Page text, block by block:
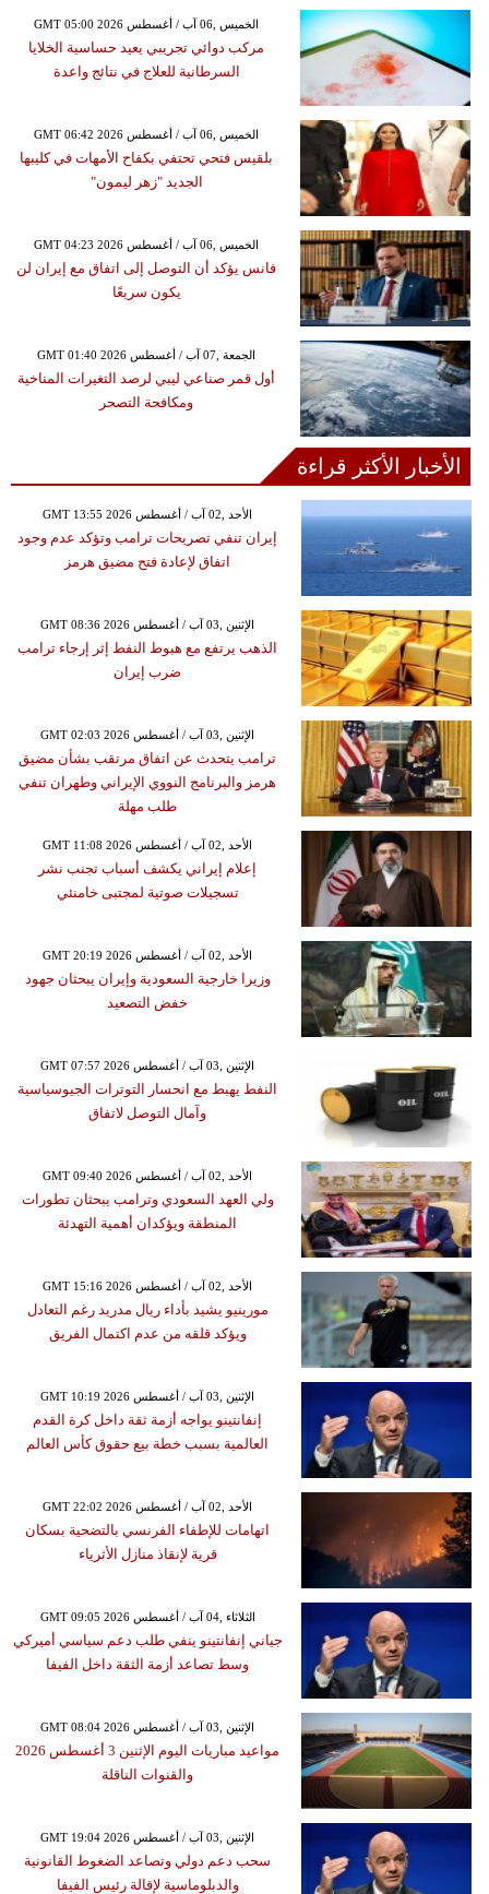
GMT 05:00 2026 الخميس ,06 آب / أغسطس
مركب دوائي تجريبي يعيد حساسية الخلايا
السرطانية للعلاج في نتائج واعدة
GMT 06:42 2026 الخميس ,06 آب / أغسطس
بلقيس فتحي تحتفي بكفاح الأمهات في كليبها
الجديد "زهر ليمون"
GMT 04:23 2026 الخميس ,06 آب / أغسطس
فانس يؤكد أن التوصل إلى اتفاق مع إيران لن
يكون سريعًا
GMT 01:40 2026 الجمعة ,07 آب / أغسطس
أول قمر صناعي ليبي لرصد التغيرات المناخية
ومكافحة التصحر
الأخبار الأكثر قراءة
GMT 13:55 2026 الأحد ,02 آب / أغسطس
إيران تنفي تصريحات ترامب وتؤكد عدم وجود
اتفاق لإعادة فتح مضيق هرمز
GMT 08:36 2026 الإثنين ,03 آب / أغسطس
الذهب يرتفع مع هبوط النفط إثر إرجاء ترامب
ضرب إيران
GMT 02:03 2026 الإثنين ,03 آب / أغسطس
ترامب يتحدث عن اتفاق مرتقب بشأن مضيق
هرمز والبرنامج النووي الإيراني وطهران تنفي
طلب مهلة
GMT 11:08 2026 الأحد ,02 آب / أغسطس
إعلام إيراني يكشف أسباب تجنب نشر
تسجيلات صوتية لمجتبى خامنئي
GMT 20:19 2026 الأحد ,02 آب / أغسطس
وزيرا خارجية السعودية وإيران يبحثان جهود
خفض التصعيد
GMT 07:57 2026 الإثنين ,03 آب / أغسطس
النفط يهبط مع انحسار التوترات الجيوسياسية
وآمال التوصل لاتفاق
GMT 09:40 2026 الأحد ,02 آب / أغسطس
ولي العهد السعودي وترامب يبحثان تطورات
المنطقة ويؤكدان أهمية التهدئة
GMT 15:16 2026 الأحد ,02 آب / أغسطس
مورينيو يشيد بأداء ريال مدريد رغم التعادل
ويؤكد قلقه من عدم اكتمال الفريق
GMT 10:19 2026 الإثنين ,03 آب / أغسطس
إنفانتينو يواجه أزمة ثقة داخل كرة القدم
العالمية بسبب خطة بيع حقوق كأس العالم
GMT 22:02 2026 الأحد ,02 آب / أغسطس
اتهامات للإطفاء الفرنسي بالتضحية بسكان
قرية لإنقاذ منازل الأثرياء
GMT 09:05 2026 الثلاثاء ,04 آب / أغسطس
جياني إنفانتينو ينفي طلب دعم سياسي أميركي
وسط تصاعد أزمة الثقة داخل الفيفا
GMT 08:04 2026 الإثنين ,03 آب / أغسطس
مواعيد مباريات اليوم الإثنين 3 أغسطس 2026
والقنوات الناقلة
GMT 19:04 2026 الإثنين ,03 آب / أغسطس
سحب دعم دولي وتصاعد الضغوط القانونية
والدبلوماسية لإقالة رئيس الفيفا